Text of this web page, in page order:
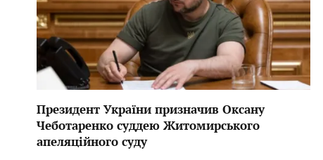
Президент України призначив Оксану
Чеботаренко суддею Житомирського
апеляційного суду